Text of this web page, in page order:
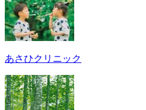
あさひクリニック